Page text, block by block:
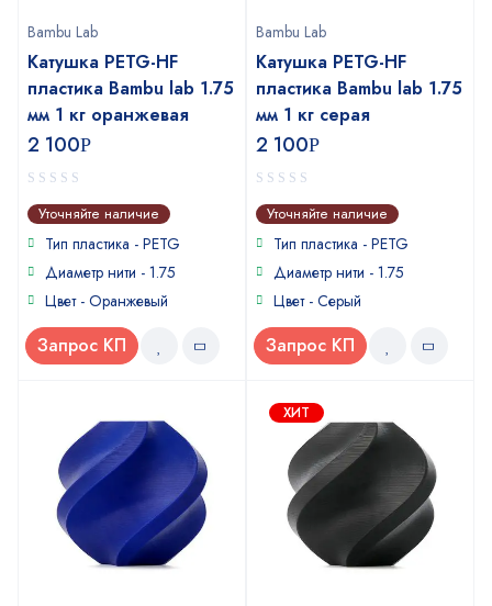
Bambu Lab
Катушка PETG-HF
пластика Bambu lab 1.75
мм 1 кг оранжевая
2 100Р
0
out
of
Уточняйте наличие
Тип пластика - PETG
Диаметр нити - 1.75
Цвет - Оранжевый
Запрос КП
Bambu Lab
Катушка PETG-HF
пластика Bambu lab 1.75
мм 1 кг серая
2 100Р
0
out
of
Уточняйте наличие
Тип пластика - PETG
Диаметр нити - 1.75
Цвет - Серый
Запрос КП
ХИТ